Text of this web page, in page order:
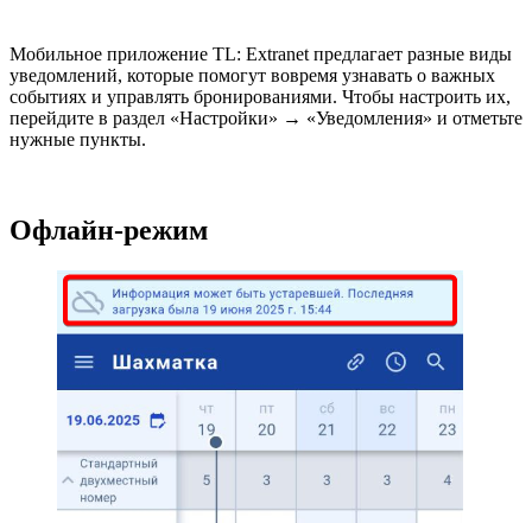
Мобильное приложение TL: Extranet предлагает разные виды
уведомлений, которые помогут вовремя узнавать о важных
событиях и управлять бронированиями. Чтобы настроить их,
перейдите в раздел «Настройки» → «Уведомления» и отметьте
нужные пункты.
Офлайн-режим